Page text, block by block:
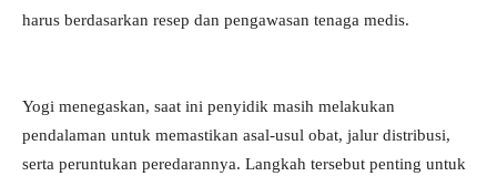
harus berdasarkan resep dan pengawasan tenaga medis.
Yogi menegaskan, saat ini penyidik masih melakukan
pendalaman untuk memastikan asal-usul obat, jalur distribusi,
serta peruntukan peredarannya. Langkah tersebut penting untuk